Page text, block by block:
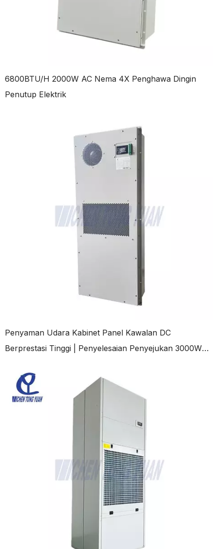
6800BTU/H 2000W AC Nema 4X Penghawa Dingin
Penutup Elektrik
Penyaman Udara Kabinet Panel Kawalan DC
Berprestasi Tinggi | Penyelesaian Penyejukan 3000W